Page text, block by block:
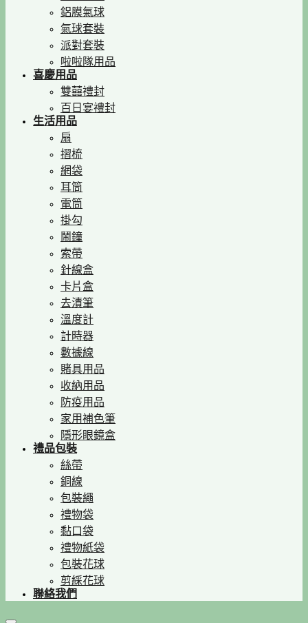
鋁膜氣球
氣球套裝
派對套裝
啦啦隊用品
喜慶用品
雙囍禮封
百日宴禮封
生活用品
扇
摺梳
網袋
耳筒
電筒
掛勾
鬧鐘
索帶
針線盒
卡片盒
去漬筆
溫度計
計時器
數據線
賭具用品
收納用品
防疫用品
家用補色筆
隱形眼鏡盒
禮品包裝
絲帶
銅線
包裝繩
禮物袋
黏口袋
禮物紙袋
包裝花球
剪綵花球
聯絡我們